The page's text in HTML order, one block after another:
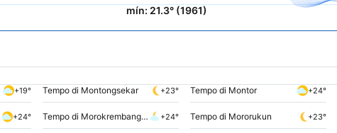
mín: 21.3° (1961)
+19° Tempo di Montongsekar +23° Tempo di Montor +24°
+24° Tempo di Morokrembangan +24° Tempo di Mororukun +23°